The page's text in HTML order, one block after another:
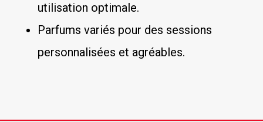
utilisation optimale.
Parfums variés pour des sessions
personnalisées et agréables.